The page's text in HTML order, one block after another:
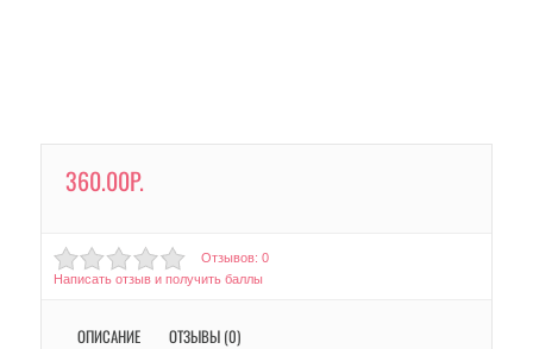
360.00Р.
Отзывов: 0
Написать отзыв и получить баллы
ОПИСАНИЕ ОТЗЫВЫ (0)